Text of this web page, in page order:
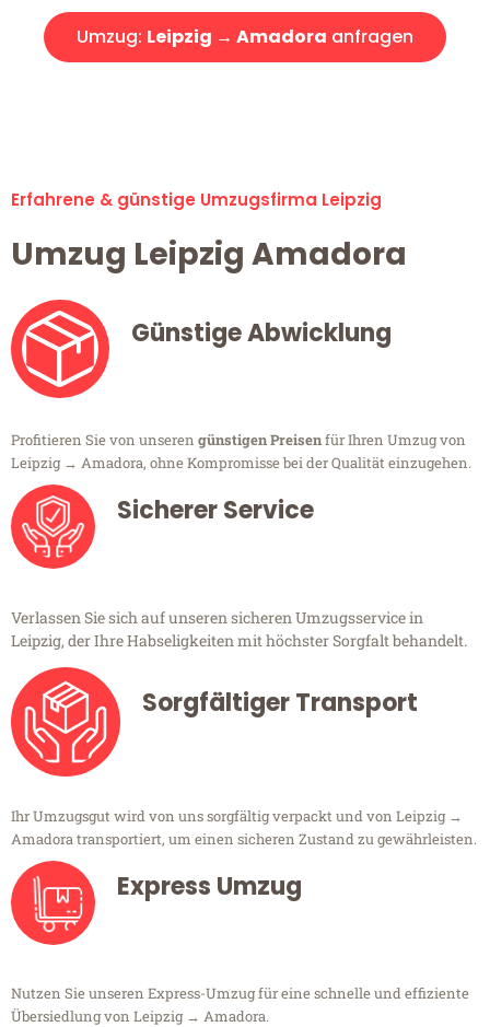
Umzug: Leipzig → Amadora anfragen
Erfahrene & günstige Umzugsfirma Leipzig
Umzug Leipzig Amadora
Günstige Abwicklung
Profitieren Sie von unseren günstigen Preisenfür Ihren Umzug von
Leipzig → Amadora, ohne Kompromisse bei der Qualität einzugehen.
Sicherer Service
Verlassen Sie sich auf unseren sicheren Umzugsservice in
Leipzig, der Ihre Habseligkeiten mit höchster Sorgfalt behandelt.
Sorgfältiger Transport
Ihr Umzugsgut wird von uns sorgfältig verpackt und von Leipzig →
Amadora transportiert, um einen sicheren Zustand zu gewährleisten.
Express Umzug
Nutzen Sie unseren Express-Umzug für eine schnelle und effiziente
Übersiedlung von Leipzig → Amadora.